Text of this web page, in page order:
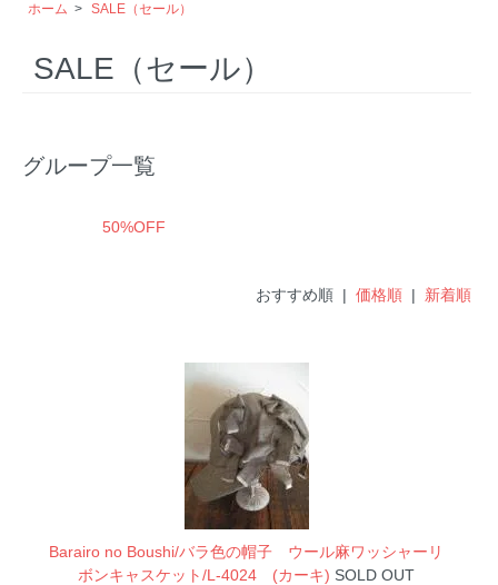
ホーム > SALE（セール）
SALE（セール）
グループ一覧
50%OFF
おすすめ順 | 価格順| 新着順
Barairo no Boushi/バラ色の帽子 ウール麻ワッシャーリ
ボンキャスケット/L-4024 (カーキ) SOLD OUT